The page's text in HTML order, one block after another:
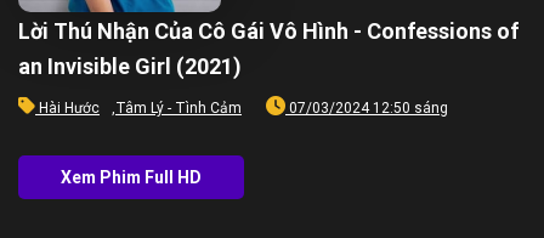
Lời Thú Nhận Của Cô Gái Vô Hình - Confessions of
an Invisible Girl (2021)
Hài Hước ,Tâm Lý - Tình Cảm 07/03/2024 12:50 sáng